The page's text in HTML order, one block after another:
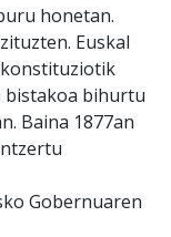
honetan.
Euskal
bistakoa bihurtu
Baina 1877an
Gobernuaren